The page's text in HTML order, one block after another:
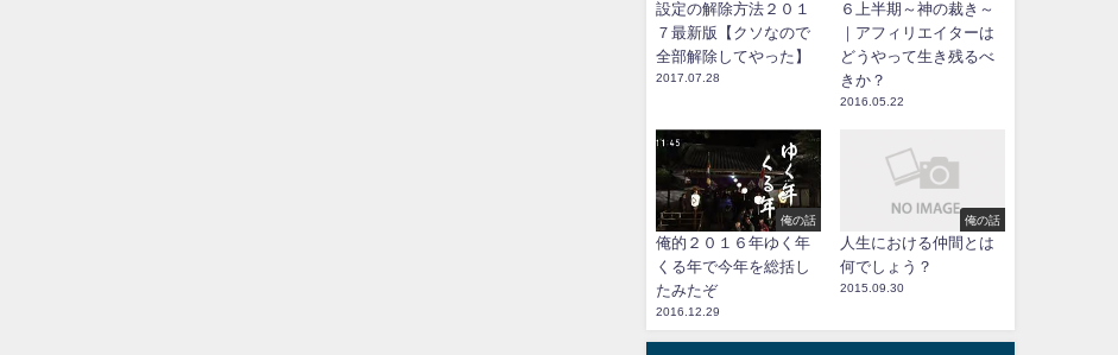
設定の解除方法２０１
７最新版【クソなので
全部解除してやった】
2017.07.28
６上半期～神の裁き～
｜アフィリエイターは
どうやって生き残るべ
きか？
2016.05.22
俺の話
俺的２０１６年ゆく年
くる年で今年を総括し
たみたぞ
2016.12.29
俺の話
人生における仲間とは
何でしょう？
2015.09.30